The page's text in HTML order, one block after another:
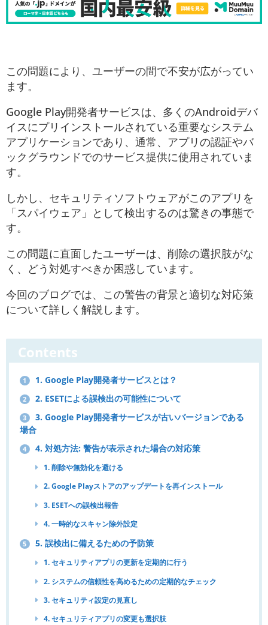
この問題により、ユーザーの間で不安が広がってい
ます。
Google Play開発者サービスは、多くのAndroidデバ
イスにプリインストールされている重要なシステム
アプリケーションであり、通常、アプリの認証やバ
ックグラウンドでのサービス提供に使用されていま
す。
しかし、セキュリティソフトウェアがこのアプリを
「スパイウェア」として検出するのは驚きの事態で
す​。
この問題に直面したユーザーは、削除の選択肢がな
く、どう対処すべきか困惑しています。
今回のブログでは、この警告の背景と適切な対応策
について詳しく解説します。
Contents
1 1. Google Play開発者サービスとは？
2 2. ESETによる誤検出の可能性について
3
3. Google Play開発者サービスが古いバージョンである
場合
4 4. 対処方法: 警告が表示された場合の対応策
1. 削除や無効化を避ける
2. Google Playストアのアップデートを再インストール
3. ESETへの誤検出報告
4. 一時的なスキャン除外設定
5 5. 誤検出に備えるための予防策
1. セキュリティアプリの更新を定期的に行う
2. システムの信頼性を高めるための定期的なチェック
3. セキュリティ設定の見直し
4. セキュリティアプリの変更も選択肢